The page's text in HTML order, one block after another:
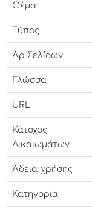
Θέμα
Τύπος
Αρ.Σελίδων
Γλώσσα
URL
Κάτοχος
Δικαιωμάτων
Άδεια χρήσης
Κατηγορία